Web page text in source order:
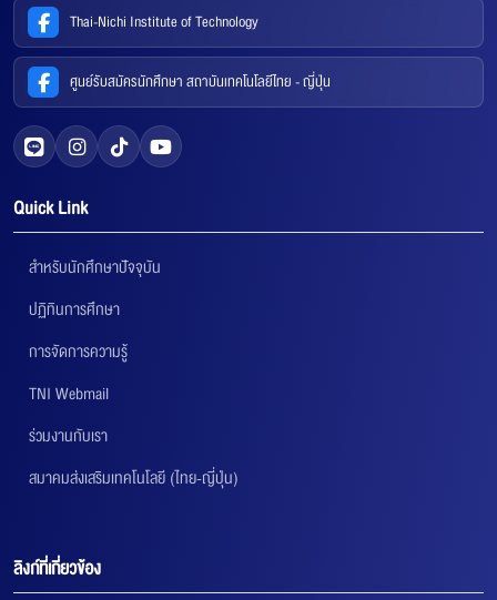
Thai-Nichi Institute of Technology
ศูนย์รับสมัครนักศึกษา สถาบันเทคโนโลยีไทย - ญี่ปุ่น
Quick Link
สำหรับนักศึกษาปัจจุบัน
ปฏิทินการศึกษา
การจัดการความรู้
TNI Webmail
ร่วมงานกับเรา
สมาคมส่งเสริมเทคโนโลยี (ไทย-ญี่ปุ่น)
ลิงก์ที่เกี่ยวข้อง